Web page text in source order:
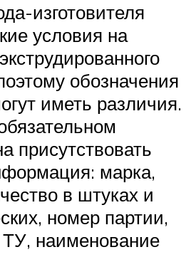
изготовителя
условия на
обозначения
иметь различия.
присутствовать
марка,
в штуках и
номер партии,
ТУ, наименование